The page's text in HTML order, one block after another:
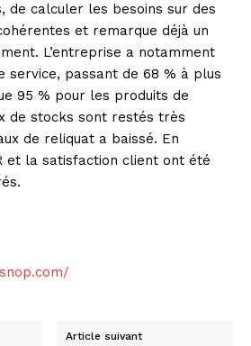
de calculer les besoins sur des
et remarque déjà un
L’entreprise a notamment
service, passant de 68 % à plus
95 % pour les produits de
de stocks sont restés très
de reliquat a baissé. En
et la satisfaction client ont été
Article suivant